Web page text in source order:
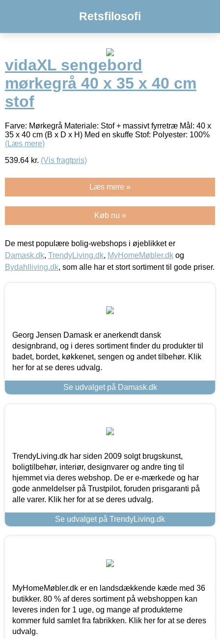
Retsfilosofi
vidaXL sengebord
mørkegrå 40 x 35 x 40 cm
stof
Farve: Mørkegrå Materiale: Stof + massivt fyrretræ Mål: 40 x
35 x 40 cm (B x D x H) Med en skuffe Stof: Polyester: 100%
(Læs mere)
539.64 kr. (Vis fragtpris)
Læs mere »
Køb nu »
De mest populære bolig-webshops i øjeblikket er
Damask.dk, TrendyLiving.dk, MyHomeMøbler.dk og
Bydahlliving.dk, som alle har et stort sortiment til gode priser.
Georg Jensen Damask er anerkendt dansk
designbrand, og i deres sortiment finder du produkter til
badet, bordet, køkkenet, sengen og andet tilbehør. Klik
her for at se deres udvalg.
Se udvalget på Damask.dk
TrendyLiving.dk har siden 2009 solgt brugskunst,
boligtilbehør, interiør, designvarer og andre ting til
hjemmet via deres webshop. De er e-mærkede og har
gode anmeldelser på Trustpilot, foruden prisgaranti på
alle varer. Klik her for at se deres udvalg.
Se udvalget på TrendyLiving.dk
MyHomeMøbler.dk er en landsdækkende kæde med 36
butikker. 80 % af deres sortiment på webshoppen kan
leveres inden for 1 uge, og mange af produkterne
kommer fuld samlet fra fabrikken. Klik her for at se deres
udvalg.